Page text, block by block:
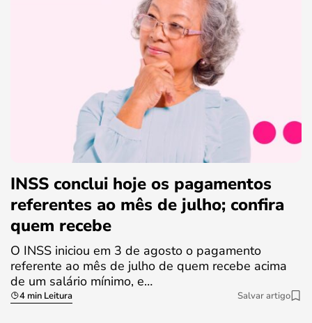
INSS conclui hoje os pagamentos
referentes ao mês de julho; confira
quem recebe
O INSS iniciou em 3 de agosto o pagamento
referente ao mês de julho de quem recebe acima
de um salário mínimo, e…
4 min Leitura Salvar artigo